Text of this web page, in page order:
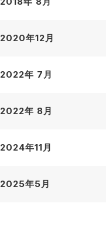
2020年12月
2022年 7月
2022年 8月
2024年11月
2025年5月